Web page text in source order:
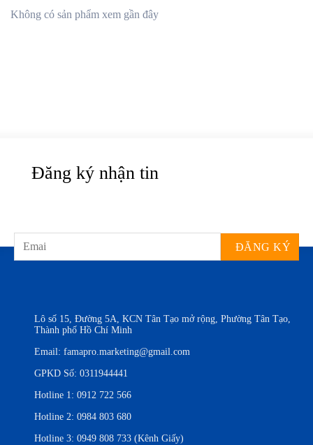
Không có sản phẩm xem gần đây
Đăng ký nhận tin
Lô số 15, Đường 5A, KCN Tân Tạo mở rộng, Phường Tân Tạo,
Thành phố Hồ Chí Minh
Email: famapro.marketing@gmail.com
GPKD Số: 0311944441
Hotline 1: 0912 722 566
Hotline 2: 0984 803 680
Hotline 3: 0949 808 733 (Kênh Giấy)